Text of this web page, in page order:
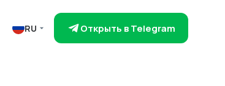
RU Открыть в Telegram